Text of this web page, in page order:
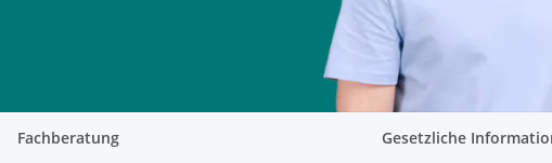
Fachberatung
Gesetzliche